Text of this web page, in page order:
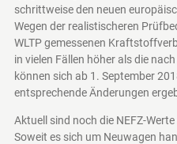
schrittweise den neuen
Wegen der realistischeren
WLTP gemessenen
in vielen Fällen höher als die
können sich ab 1. September
entsprechende Änderungen
Aktuell sind noch die NEFZ-
Soweit es sich um Neuwagen